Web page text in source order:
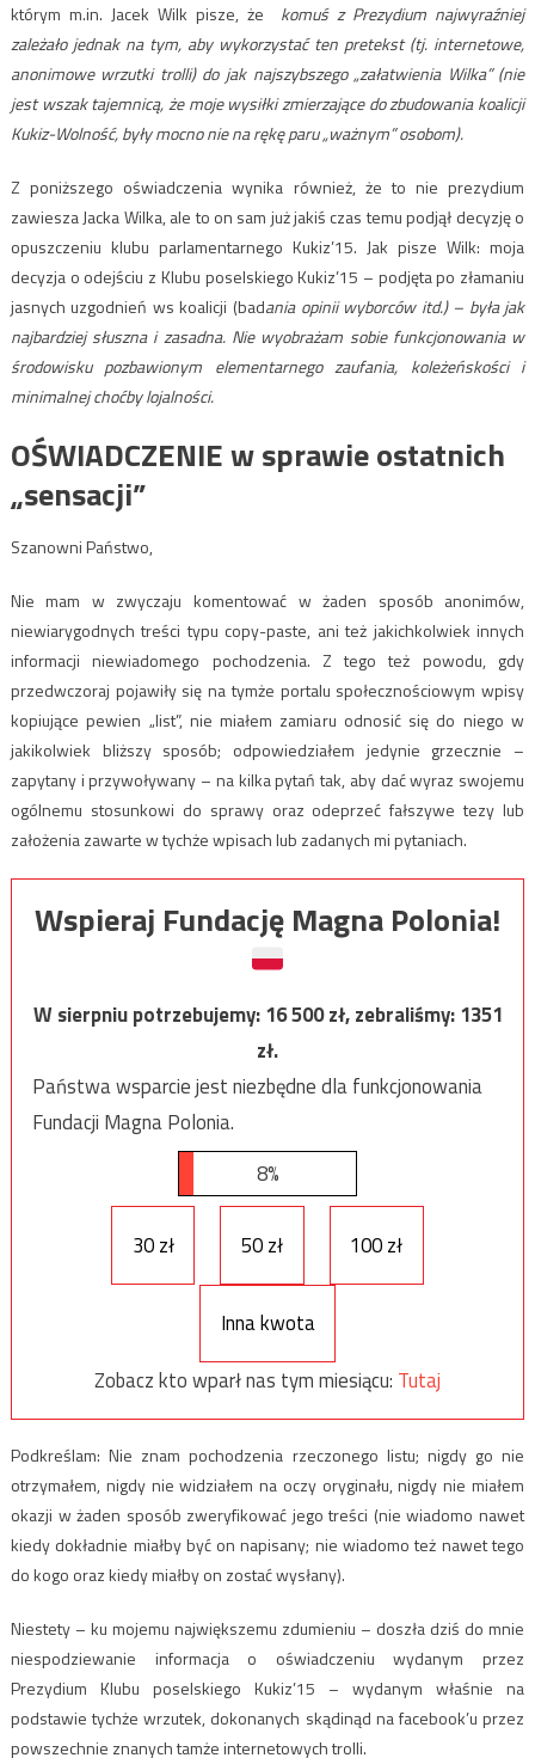
którym m.in. Jacek Wilk pisze, że komuś z Prezydium najwyraźniej
zależało jednak na tym, aby wykorzystać ten pretekst (tj. internetowe,
anonimowe wrzutki trolli) do jak najszybszego „załatwienia Wilka” (nie
jest wszak tajemnicą, że moje wysiłki zmierzające do zbudowania koalicji
Kukiz-Wolność, były mocno nie na rękę paru „ważnym” osobom).
Z poniższego oświadczenia wynika również, że to nie prezydium
zawiesza Jacka Wilka, ale to on sam już jakiś czas temu podjął decyzję o
opuszczeniu klubu parlamentarnego Kukiz’15. Jak pisze Wilk: moja
decyzja o odejściu z Klubu poselskiego Kukiz’15 – podjęta po złamaniu
jasnych uzgodnień ws koalicji (badania opinii wyborców itd.) – była jak
najbardziej słuszna i zasadna. Nie wyobrażam sobie funkcjonowania w
środowisku pozbawionym elementarnego zaufania, koleżeńskości i
minimalnej choćby lojalności.
OŚWIADCZENIE w sprawie ostatnich
„sensacji”
Szanowni Państwo,
Nie mam w zwyczaju komentować w żaden sposób anonimów,
niewiarygodnych treści typu copy-paste, ani też jakichkolwiek innych
informacji niewiadomego pochodzenia. Z tego też powodu, gdy
przedwczoraj pojawiły się na tymże portalu społecznościowym wpisy
kopiujące pewien „list”, nie miałem zamiaru odnosić się do niego w
jakikolwiek bliższy sposób; odpowiedziałem jedynie grzecznie –
zapytany i przywoływany – na kilka pytań tak, aby dać wyraz swojemu
ogólnemu stosunkowi do sprawy oraz odeprzeć fałszywe tezy lub
założenia zawarte w tychże wpisach lub zadanych mi pytaniach.
Wspieraj Fundację Magna Polonia!
W sierpniu potrzebujemy:16 500zł, zebraliśmy:1351
zł.
Państwa wsparcie jest niezbędne dla funkcjonowania
Fundacji Magna Polonia.
8%
30 zł 50 zł 100 zł
Inna kwota
Zobacz kto wparł nas tym miesiącu: Tutaj
Podkreślam: Nie znam pochodzenia rzeczonego listu; nigdy go nie
otrzymałem, nigdy nie widziałem na oczy oryginału, nigdy nie miałem
okazji w żaden sposób zweryfikować jego treści (nie wiadomo nawet
kiedy dokładnie miałby być on napisany; nie wiadomo też nawet tego
do kogo oraz kiedy miałby on zostać wysłany).
Niestety – ku mojemu największemu zdumieniu – doszła dziś do mnie
niespodziewanie informacja o oświadczeniu wydanym przez
Prezydium Klubu poselskiego Kukiz’15 – wydanym właśnie na
podstawie tychże wrzutek, dokonanych skądinąd na facebook’u przez
powszechnie znanych tamże internetowych trolli.